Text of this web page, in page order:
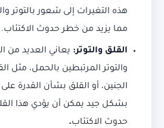
هذه التغيرات إلى شعور بالتوتر
مما يزيد من خطر حدوث الاكتئاب.
القلق والتوتر: يعاني العديد من
والتوتر المرتبطين بالحمل،
الجنين، أو القلق بشأن القدرة
بشكل جيد يمكن أن يؤدي هذا
حدوث الاكتئاب.